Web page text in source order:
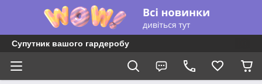
Супутник вашого гардеробу